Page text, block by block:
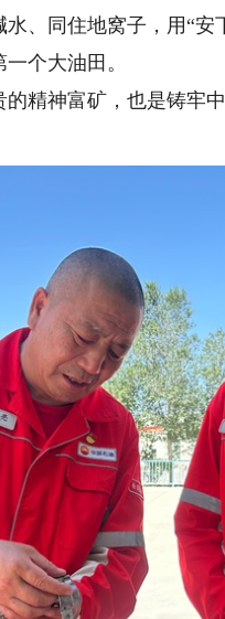
、同住地窝子，用“
个大油田。
神富矿，也是铸牢